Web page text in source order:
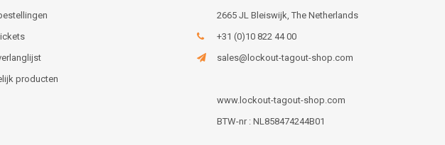
producten
2665 JL Bleiswijk, The Netherlands
+31 (0)10 822 44 00
sales@lockout-tagout-shop.com
www.lockout-tagout-shop.com
BTW-nr : NL858474244B01